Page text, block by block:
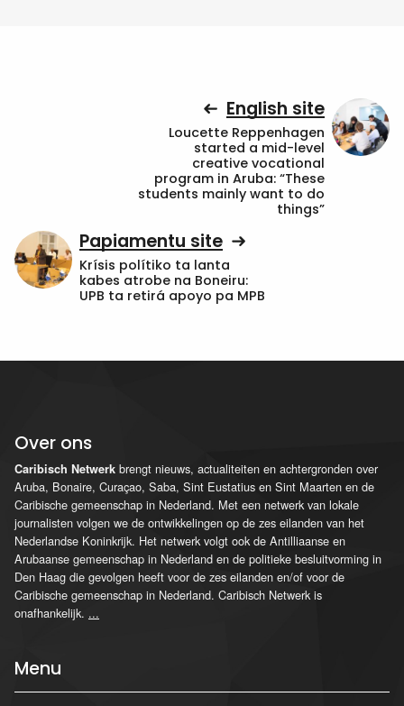
English site
Loucette Reppenhagen
started a mid-level
creative vocational
program in Aruba: “These
students mainly want to do
things”
Papiamentu site
Krísis polítiko ta lanta
kabes atrobe na Boneiru:
UPB ta retirá apoyo pa MPB
Over ons
Caribisch Netwerk brengt nieuws, actualiteiten en achtergronden over
Aruba, Bonaire, Curaçao, Saba, Sint Eustatius en Sint Maarten en de
Caribische gemeenschap in Nederland. Met een netwerk van lokale
journalisten volgen we de ontwikkelingen op de zes eilanden van het
Nederlandse Koninkrijk. Het netwerk volgt ook de Antilliaanse en
Arubaanse gemeenschap in Nederland en de politieke besluitvorming in
Den Haag die gevolgen heeft voor de zes eilanden en/of voor de
Caribische gemeenschap in Nederland. Caribisch Netwerk is
onafhankelijk. ...
Menu